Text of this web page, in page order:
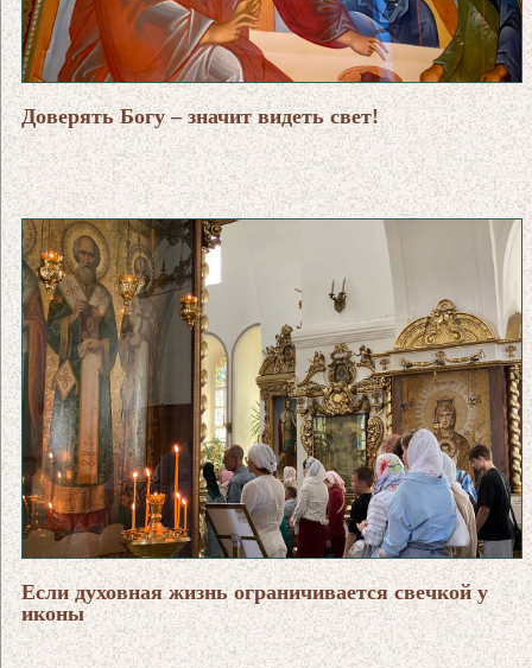
Доверять Богу – значит видеть свет!
Если духовная жизнь ограничивается свечкой у
иконы